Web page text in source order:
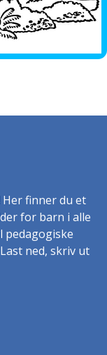
finner du et
for barn i alle
pedagogiske
ned, skriv ut